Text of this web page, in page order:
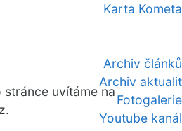
Karta Kometa
Archiv článků
Archiv aktualit
Fotogalerie
Youtube kanál
uvítáme na